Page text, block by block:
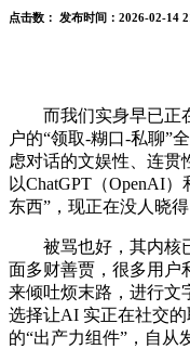
点击数： 发布时间： 2026-02-14
而我们实身早已正在
户的“领取-糊口-私聊”
虑对话的文娱性、连贯
以ChatGPT（OpenAI
东西”，现正在没人晓得
被骂也好，其内核已
面多财善贾，很多用户
来倾吐烦末路，进行文
选择让AI 实正在社交的
的“出产力组件”，自从